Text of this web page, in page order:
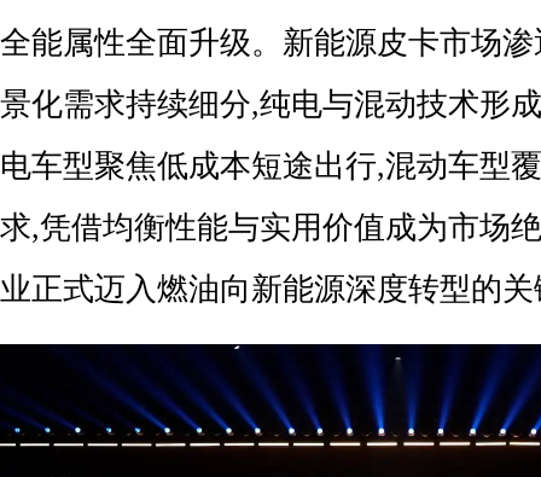
全能属性全面升级。新能源皮卡市场
景化需求持续细分,纯电与混动技术形
电车型聚焦低成本短途出行,混动车型
求,凭借均衡性能与实用价值成为市场
业正式迈入燃油向新能源深度转型的